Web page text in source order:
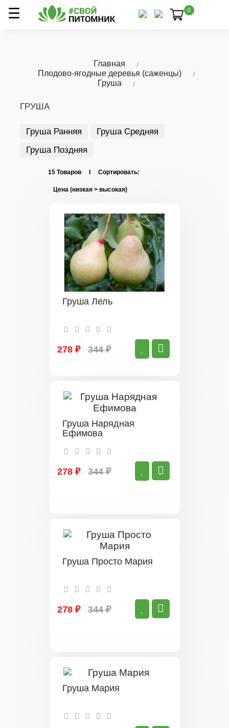
0
Главная
Плодово-ягодные деревья (саженцы)
Груша
ГРУША
Груша Ранняя
Груша Средняя
Груша Поздняя
15 Товаров I Сортировать:
Груша Лель
278 ₽ 344 ₽
Груша Нарядная
Ефимова
278 ₽ 344 ₽
Груша Просто Мария
278 ₽ 344 ₽
Груша Мария